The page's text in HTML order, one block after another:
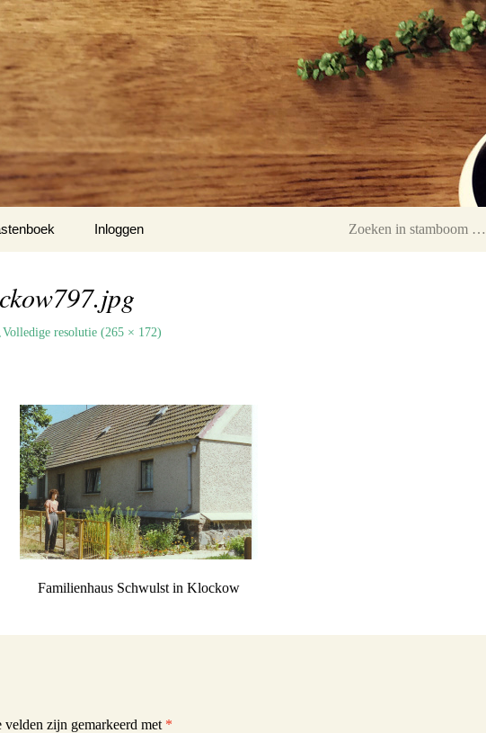
Inloggen
Volledige resolutie (265 × 172)
Familienhaus Schwulst in Klockow
velden zijn gemarkeerd met *